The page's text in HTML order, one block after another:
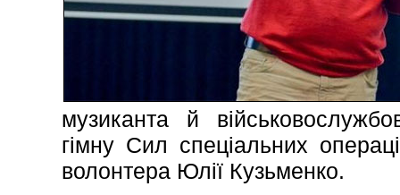
музиканта й
гімну Сил спеціальних
волонтера Юлії Кузьменко.